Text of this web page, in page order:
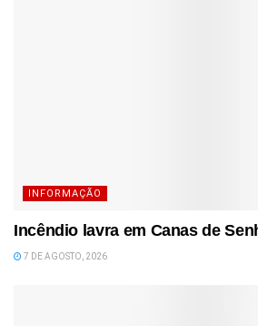
INFORMAÇÃO
Incêndio lavra em Canas de
7 DE AGOSTO, 2026